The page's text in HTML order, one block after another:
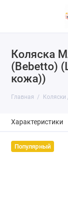
Коляска
(Bebetto)
кожа))
Главная Коляски
Характеристики
Популярный